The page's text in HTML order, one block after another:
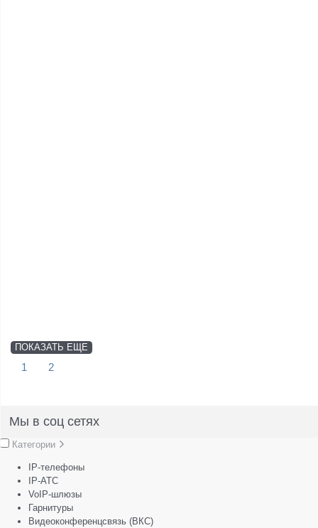
ПОКАЗАТЬ ЕЩЕ
1 2
Мы в соц сетях
Категории
IP-телефоны
IP-АТС
VoIP-шлюзы
Гарнитуры
Видеоконференцсвязь (ВКС)